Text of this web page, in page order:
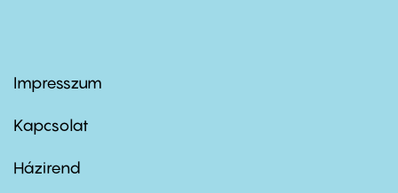
Footer
first
Impresszum
Kapcsolat
Footer
Házirend